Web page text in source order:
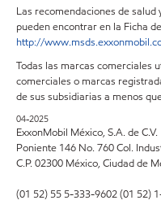
Las recomendaciones de
pueden encontrar en la Ficha
http://
Todas las marcas comerciales
comerciales o marcas
de sus subsidiarias a menos
04-2025
ExxonMobil México, S.A. de C.V.
Poniente 146 No. 760 Col.
C.P. 02300 México, Ciudad de
(01 52) 55 5-333-9602 (01 52)